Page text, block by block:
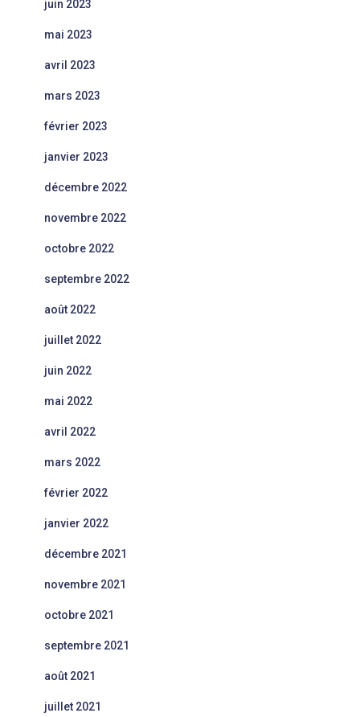
juin 2023
mai 2023
avril 2023
mars 2023
février 2023
janvier 2023
décembre 2022
novembre 2022
octobre 2022
septembre 2022
août 2022
juillet 2022
juin 2022
mai 2022
avril 2022
mars 2022
février 2022
janvier 2022
décembre 2021
novembre 2021
octobre 2021
septembre 2021
août 2021
juillet 2021